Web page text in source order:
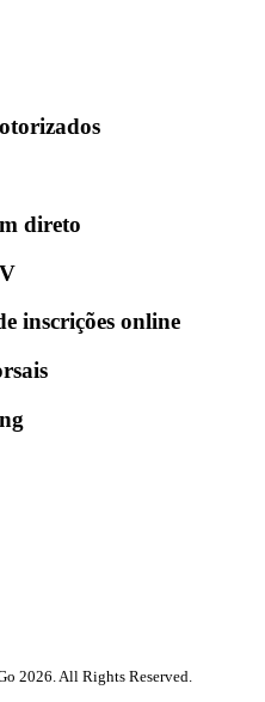
direto
inscrições online
2026. All Rights Reserved.